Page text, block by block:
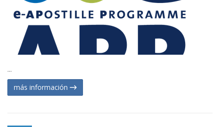
...
más información